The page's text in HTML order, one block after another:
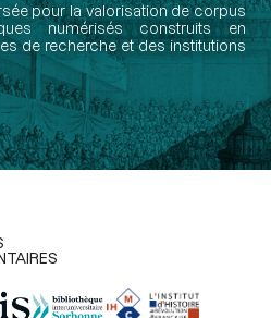
pour la valorisation de corpus
numérisés construits en
de recherche et des institutions